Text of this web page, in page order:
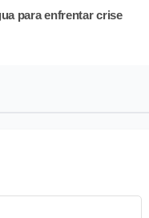
para enfrentar crise